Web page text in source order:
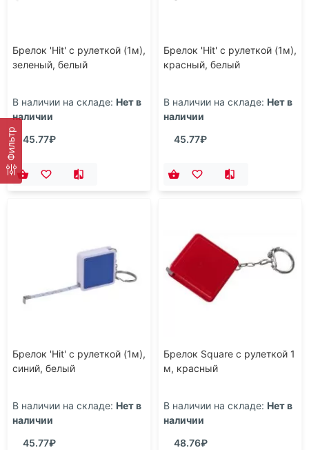
Фильтр
Брелок 'Hit' с рулеткой (1м),
зеленый, белый
В наличии на складе: Нет в
наличии
45.77₽
Брелок 'Hit' с рулеткой (1м),
красный, белый
В наличии на складе: Нет в
наличии
45.77₽
Брелок 'Hit' с рулеткой (1м),
синий, белый
В наличии на складе: Нет в
наличии
45.77₽
Брелок Square с рулеткой 1
м, красный
В наличии на складе: Нет в
наличии
48.76₽